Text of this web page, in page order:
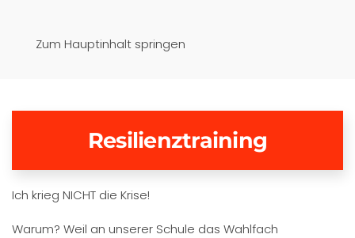
Zum Hauptinhalt springen
Schongau
Resilienztraining
Ich krieg NICHT die Krise!
Warum? Weil an unserer Schule das Wahlfach